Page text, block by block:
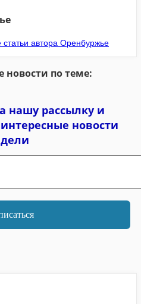
статьи автора Оренбуржье
новости по теме:
нашу рассылку и
новости